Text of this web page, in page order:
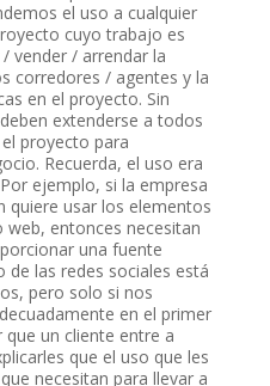
el uso a cualquier
cuyo trabajo es
vender / arrendar la
corredores / agentes y la
en el proyecto. Sin
extenderse a todos
proyecto para
Recuerda, el uso era
ejemplo, si la empresa
quiere usar los elementos
entonces necesitan
una fuente
de las redes sociales está
pero solo si nos
en el primer
un cliente entre a
que el uso que les
necesitan para llevar a